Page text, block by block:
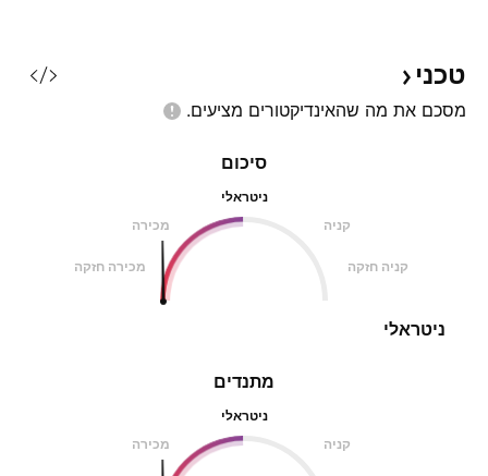
טכני
מסכם את מה שהאינדיקטורים מציעים.
מתנדים
ניטראלי
מכירה
קניה
סיכום
ניטראלי
מכירה
קניה
מכירה חזקה קניה חזקה
ניטראלי